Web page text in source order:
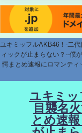
ユキミッフルAKB46！-二
ィックが止まらない？--僕
愕まとめ速報にロマンティ
ユキミッ
目襲名
とめ速